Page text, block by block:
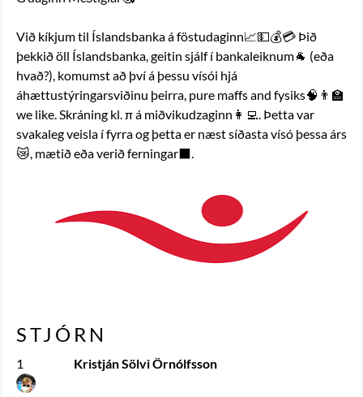
Við kíkjum til Íslandsbanka á föstudaginn📈💵💰💳 Þið
þekkið öll Íslandsbanka, geitin sjálf í bankaleiknum🐐 (eða
hvað?), komumst að því á þessu vísói hjá
áhættustýringarsviðinu þeirra, pure maffs and fysiks🧠👨‍🏫
we like. Skráning kl. π á miðvikudzaginn👩‍💻. Þetta var
svakaleg veisla í fyrra og þetta er næst síðasta vísó þessa árs
😿, mætið eða verið ferningar⬛️.
STJÓRN
1 Kristján Sölvi Örnólfsson